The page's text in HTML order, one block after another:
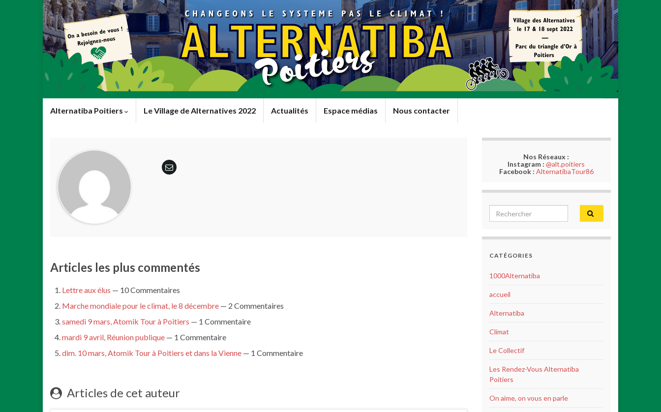
Alternatiba Poitiers Le Village de Alternatives 2022 Actualités Espace médias Nous contacter
Articles les plus commentés
Lettre aux élus — 10 Commentaires
Marche mondiale pour le climat, le 8 décembre — 2 Commentaires
samedi 9 mars, Atomik Tour à Poitiers — 1 Commentaire
mardi 9 avril, Réunion publique — 1 Commentaire
dim. 10 mars, Atomik Tour à Poitiers et dans la Vienne — 1 Commentaire
Articles de cet auteur
Nos Réseaux :
Instagram : @alt.poitiers
Facebook : AlternatibaTour86
Search for:
CATÉGORIES
1000Alternatiba
accueil
Alternatiba
Climat
Le Collectif
Les Rendez-Vous Alternatiba
Poitiers
On aime, on vous en parle